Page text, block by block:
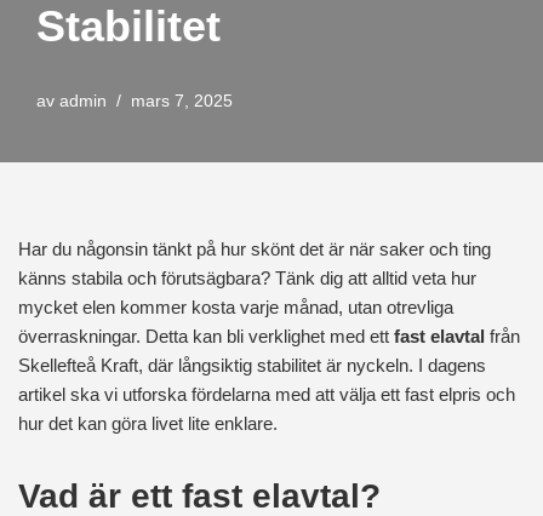
Stabilitet
av admin mars 7, 2025
Har du någonsin tänkt på hur skönt det är när saker och ting
känns stabila och förutsägbara? Tänk dig att alltid veta hur
mycket elen kommer kosta varje månad, utan otrevliga
överraskningar. Detta kan bli verklighet med ett fast elavtal från
Skellefteå Kraft, där långsiktig stabilitet är nyckeln. I dagens
artikel ska vi utforska fördelarna med att välja ett fast elpris och
hur det kan göra livet lite enklare.
Vad är ett fast elavtal?